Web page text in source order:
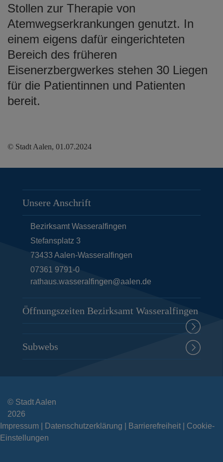
Stollen zur Therapie von
Atemwegserkrankungen genutzt. In
einem eigens dafür eingerichteten
Bereich des früheren
Eisenerzbergwerkes stehen 30 Liegen
für die Patientinnen und Patienten
bereit.
© Stadt Aalen, 01.07.2024
Unsere Anschrift
Bezirksamt Wasseralfingen
Stefansplatz 3
73433 Aalen-Wasseralfingen
07361 9791-0
rathaus.wasseralfingen@aalen.de
Öffnungszeiten Bezirksamt Wasseralfingen
Subwebs
© Stadt Aalen
2026
Impressum
Datenschutzerklärung Barrierefreiheit
Cookie-
Einstellungen